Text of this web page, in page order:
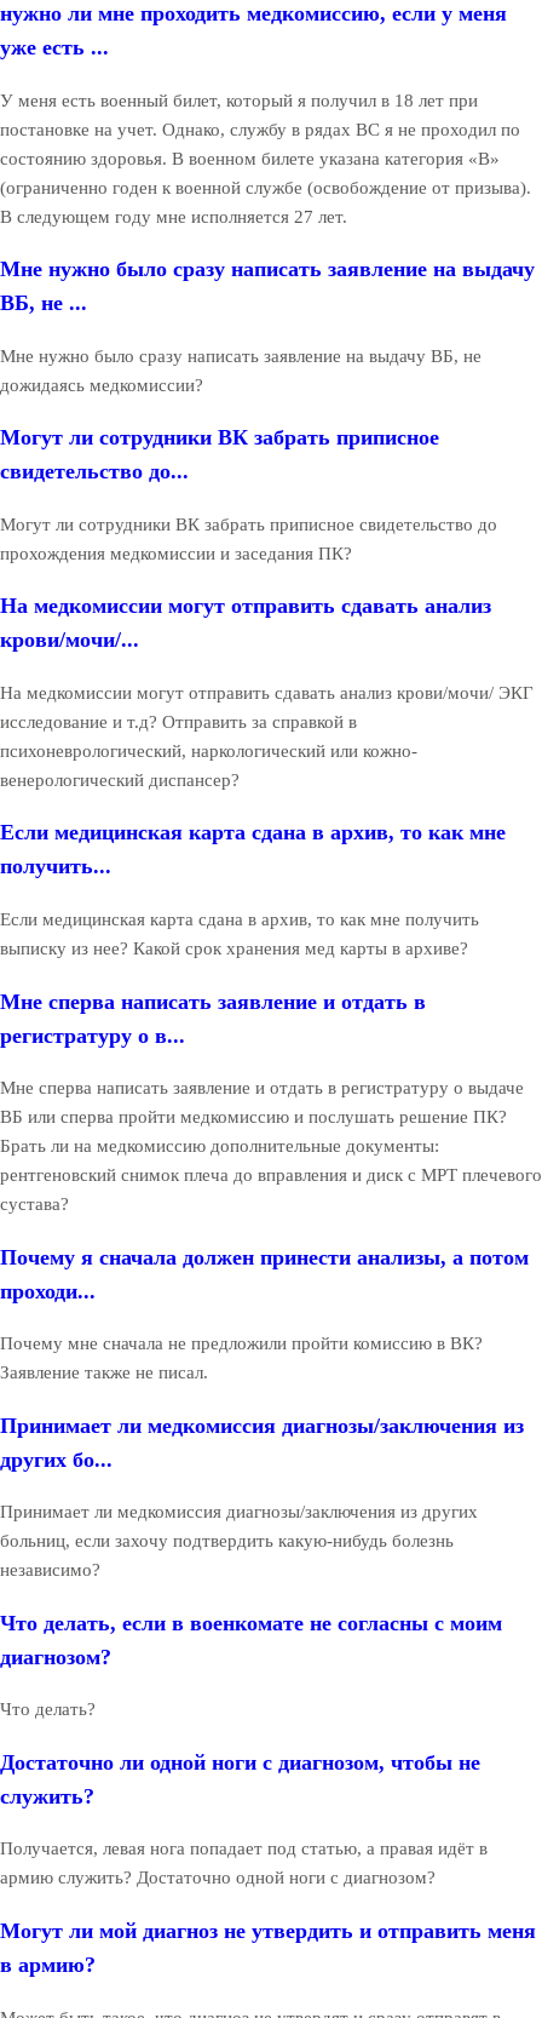
нужно ли мне проходить медкомиссию, если у меня
уже есть ...
У меня есть военный билет, который я получил в 18 лет при
постановке на учет. Однако, службу в рядах ВС я не проходил по
состоянию здоровья. В военном билете указана категория «В»
(ограниченно годен к военной службе (освобождение от призыва).
В следующем году мне исполняется 27 лет.
Мне нужно было сразу написать заявление на выдачу
ВБ, не ...
Мне нужно было сразу написать заявление на выдачу ВБ, не
дожидаясь медкомиссии?
Могут ли сотрудники ВК забрать приписное
свидетельство до...
Могут ли сотрудники ВК забрать приписное свидетельство до
прохождения медкомиссии и заседания ПК?
На медкомиссии могут отправить сдавать анализ
крови/мочи/...
На медкомиссии могут отправить сдавать анализ крови/мочи/ ЭКГ
исследование и т.д? Отправить за справкой в
психоневрологический, наркологический или кожно-
венерологический диспансер?
Если медицинская карта сдана в архив, то как мне
получить...
Если медицинская карта сдана в архив, то как мне получить
выписку из нее? Какой срок хранения мед карты в архиве?
Мне сперва написать заявление и отдать в
регистратуру о в...
Мне сперва написать заявление и отдать в регистратуру о выдаче
ВБ или сперва пройти медкомиссию и послушать решение ПК?
Брать ли на медкомиссию дополнительные документы:
рентгеновский снимок плеча до вправления и диск с МРТ плечевого
сустава?
Почему я сначала должен принести анализы, а потом
проходи...
Почему мне сначала не предложили пройти комиссию в ВК?
Заявление также не писал.
Принимает ли медкомиссия диагнозы/заключения из
других бо...
Принимает ли медкомиссия диагнозы/заключения из других
больниц, если захочу подтвердить какую-нибудь болезнь
независимо?
Что делать, если в военкомате не согласны с моим
диагнозом?
Что делать?
Достаточно ли одной ноги с диагнозом, чтобы не
служить?
Получается, левая нога попадает под статью, а правая идёт в
армию служить? Достаточно одной ноги с диагнозом?
Могут ли мой диагноз не утвердить и отправить меня
в армию?